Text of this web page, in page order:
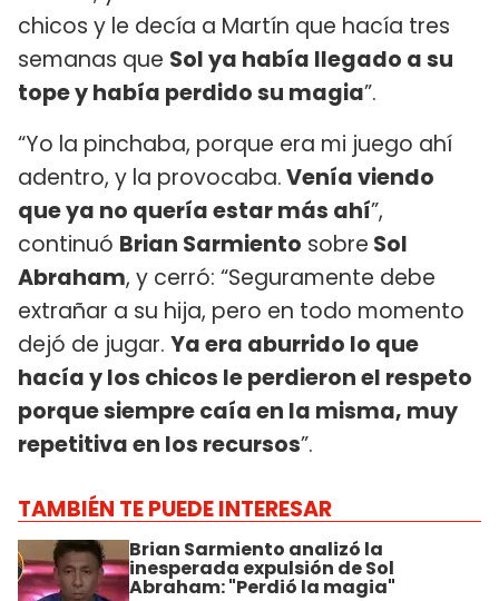
chicos y le decía a Martín que hacía tres
semanas que Sol ya había llegado a su
tope y había perdido su magia”.
“Yo la pinchaba, porque era mi juego ahí
adentro, y la provocaba.Venía viendo
que ya no quería estar más ahí”,
continuó Brian Sarmiento sobre Sol
Abraham, y cerró: “Seguramente debe
extrañar a su hija, pero en todo momento
dejó de jugar. Ya era aburrido lo que
hacía y los chicos le perdieron el respeto
porque siempre caía en la misma, muy
repetitiva en los recursos”.
TAMBIÉN TE PUEDE INTERESAR
Brian Sarmiento analizó la
inesperada expulsión de Sol
Abraham: "Perdió la magia"